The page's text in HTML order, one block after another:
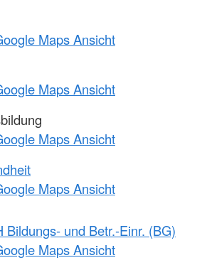
Maps Ansicht
Maps Ansicht
Maps Ansicht
Maps Ansicht
Bildungs- und Betr.-Einr. (BG)
Maps Ansicht